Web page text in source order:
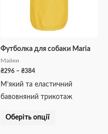
Футболка для собаки Maria
Майки
₴296 – ₴384
М’який та еластичний
бавовняний трикотаж
Оберіть опції
можна
вибрати
на